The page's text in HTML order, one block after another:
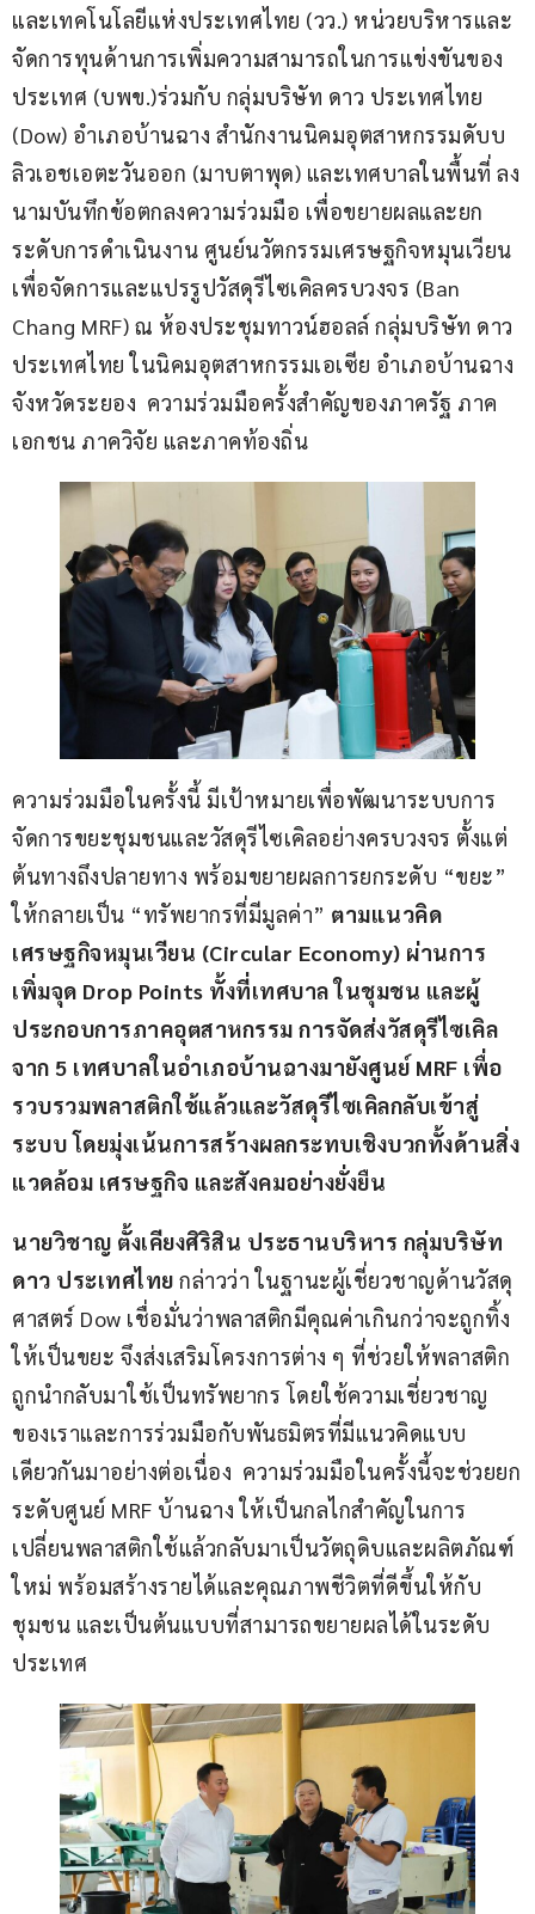
และเทคโนโลยีแห่งประเทศไทย (วว.) หน่วยบริหารและ
จัดการทุนด้านการเพิ่มความสามารถในการแข่งขันของ
ประเทศ (บพข.)ร่วมกับ กลุ่มบริษัท ดาว ประเทศไทย
(Dow) อำเภอบ้านฉาง สำนักงานนิคมอุตสาหกรรมดับบ
ลิวเอชเอตะวันออก (มาบตาพุด) และเทศบาลในพื้นที่ ลง
นามบันทึกข้อตกลงความร่วมมือ เพื่อขยายผลและยก
ระดับการดำเนินงาน ศูนย์นวัตกรรมเศรษฐกิจหมุนเวียน
เพื่อจัดการและแปรรูปวัสดุรีไซเคิลครบวงจร (Ban
Chang MRF) ณ ห้องประชุมทาวน์ฮอลล์ กลุ่มบริษัท ดาว
ประเทศไทย ในนิคมอุตสาหกรรมเอเซีย อำเภอบ้านฉาง
จังหวัดระยอง  ความร่วมมือครั้งสำคัญของภาครัฐ ภาค
เอกชน ภาควิจัย และภาคท้องถิ่น
ความร่วมมือในครั้งนี้ มีเป้าหมายเพื่อพัฒนาระบบการ
จัดการขยะชุมชนและวัสดุรีไซเคิลอย่างครบวงจร ตั้งแต่
ต้นทางถึงปลายทาง พร้อมขยายผลการยกระดับ “ขยะ”
ให้กลายเป็น “ทรัพยากรที่มีมูลค่า” ตามแนวคิด
เศรษฐกิจหมุนเวียน (Circular Economy) ผ่านการ
เพิ่มจุด Drop Points ทั้งที่เทศบาล ในชุมชน และผู้
ประกอบการภาคอุตสาหกรรม การจัดส่งวัสดุรีไซเคิล
จาก 5 เทศบาลในอำเภอบ้านฉางมายังศูนย์ MRF เพื่อ
รวบรวมพลาสติกใช้แล้วและวัสดุรีไซเคิลกลับเข้าสู่
ระบบ โดยมุ่งเน้นการสร้างผลกระทบเชิงบวกทั้งด้านสิ่ง
แวดล้อม เศรษฐกิจ และสังคมอย่างยั่งยืน
นายวิชาญ ตั้งเคียงศิริสิน ประธานบริหาร กลุ่มบริษัท
ดาว ประเทศไทย กล่าวว่า ในฐานะผู้เชี่ยวชาญด้านวัสดุ
ศาสตร์ Dow เชื่อมั่นว่าพลาสติกมีคุณค่าเกินกว่าจะถูกทิ้ง
ให้เป็นขยะ จึงส่งเสริมโครงการต่าง ๆ ที่ช่วยให้พลาสติก
ถูกนำกลับมาใช้เป็นทรัพยากร โดยใช้ความเชี่ยวชาญ
ของเราและการร่วมมือกับพันธมิตรที่มีแนวคิดแบบ
เดียวกันมาอย่างต่อเนื่อง  ความร่วมมือในครั้งนี้จะช่วยยก
ระดับศูนย์ MRF บ้านฉาง ให้เป็นกลไกสำคัญในการ
เปลี่ยนพลาสติกใช้แล้วกลับมาเป็นวัตถุดิบและผลิตภัณฑ์
ใหม่ พร้อมสร้างรายได้และคุณภาพชีวิตที่ดีขึ้นให้กับ
ชุมชน และเป็นต้นแบบที่สามารถขยายผลได้ในระดับ
ประเทศ